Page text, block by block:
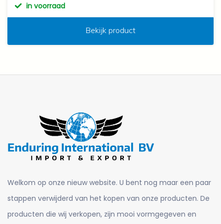
in voorraad
Bekijk product
Welkom op onze nieuw website. U bent nog maar een paar
stappen verwijderd van het kopen van onze producten. De
producten die wij verkopen, zijn mooi vormgegeven en